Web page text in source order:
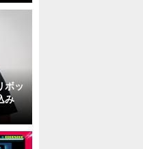
ボッ
み